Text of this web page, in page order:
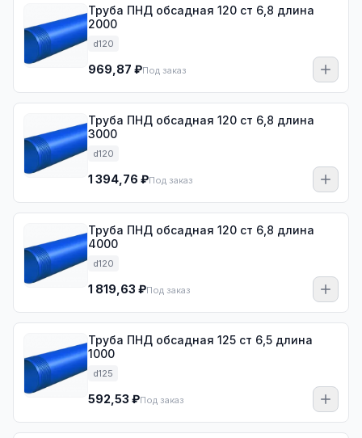
Труба ПНД обсадная 120 ст 6,8 длина
2000
d120
969,87 ₽Под заказ
Труба ПНД обсадная 120 ст 6,8 длина
3000
d120
1 394,76 ₽Под заказ
Труба ПНД обсадная 120 ст 6,8 длина
4000
d120
1 819,63 ₽Под заказ
Труба ПНД обсадная 125 ст 6,5 длина
1000
d125
592,53 ₽Под заказ